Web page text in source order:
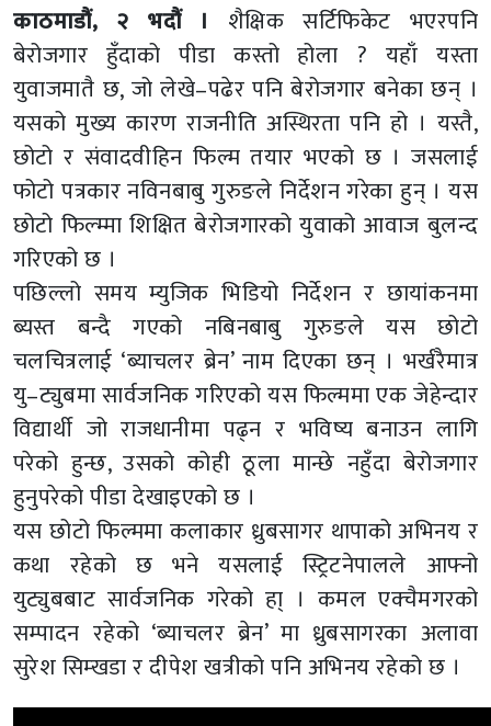
काठमाडौं, २ भदौं । शैक्षिक सर्टिफिकेट भएरपनि
बेरोजगार हुँदाको पीडा कस्तो होला ? यहाँ यस्ता
युवाजमातै छ, जो लेखे–पढेर पनि बेरोजगार बनेका छन् ।
यसको मुख्य कारण राजनीति अस्थिरता पनि हो । यस्तै,
छोटो र संवादवीहिन फिल्म तयार भएको छ । जसलाई
फोटो पत्रकार नविनबाबु गुरुङले निर्देशन गरेका हुन् । यस
छोटो फिल्म्मा शिक्षित बेरोजगारको युवाको आवाज बुलन्द
गरिएको छ ।
पछिल्लो समय म्युजिक भिडियो निर्देशन र छायांकनमा
ब्यस्त बन्दै गएको नबिनबाबु गुरुङले यस छोटो
चलचित्रलाई ‘ब्याचलर ब्रेन’ नाम दिएका छन् । भर्खरैमात्र
यु–ट्युबमा सार्वजनिक गरिएको यस फिल्ममा एक जेहेन्दार
विद्यार्थी जो राजधानीमा पढ्न र भविष्य बनाउन लागि
परेको हुन्छ, उसको कोही ठूला मान्छे नहुँदा बेरोजगार
हुनुपरेको पीडा देखाइएको छ ।
यस छोटो फिल्ममा कलाकार ध्रुबसागर थापाको अभिनय र
कथा रहेको छ भने यसलाई स्ट्रिटनेपालले आफ्नो
युट्युबबाट सार्वजनिक गरेको हा् । कमल एक्चैमगरको
सम्पादन रहेको ‘ब्याचलर ब्रेन’ मा ध्रुबसागरका अलावा
सुरेश सिम्खडा र दीपेश खत्रीको पनि अभिनय रहेको छ ।